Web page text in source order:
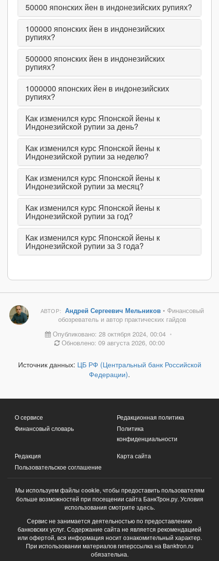
50000 японских йен в индонезийских рупиях?
100000 японских йен в индонезийских
рупиях?
500000 японских йен в индонезийских
рупиях?
1000000 японских йен в индонезийских
рупиях?
Как изменился курс Японской йены к
Индонезийской рупии за день?
Как изменился курс Японской йены к
Индонезийской рупии за неделю?
Как изменился курс Японской йены к
Индонезийской рупии за месяц?
Как изменился курс Японской йены к
Индонезийской рупии за год?
Как изменился курс Японской йены к
Индонезийской рупии за 3 года?
АВТОР: Андрей Сергеевич Мельников• Финансовый
обозреватель и автор практических гайдов
Опубликовано: 28 октября 2024, 00:04 •
Обновлено: 09 августа 2026, 00:00
Источник данных: ЦБ РФ (Центральный банк Российской
Федерации).
О сервисе
Финансовый словарь
Редакционная политика
Политика
конфиденциальности
Редакция
Пользовательское соглашение
Карта сайта
Мы используем файлы cookie, чтобы предоставить пользователям
больше возможностей при посещении сайта БанкТрон.ру. Условия
использования смотрите здесь.
Сервис не занимается деятельностью по предоставлению
банковских услуг. Содержание сайта не является рекомендацией
или офертой, вся информация носит ознакомительный характер.
При использовании материалов гиперссылка на Banktron.ru
обязательна.